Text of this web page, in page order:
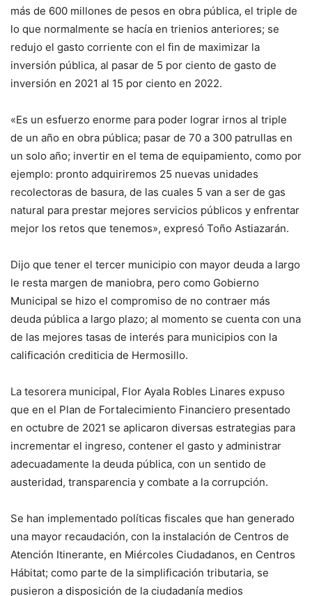
más de 600 millones de pesos en obra pública, el triple de
lo que normalmente se hacía en trienios anteriores; se
redujo el gasto corriente con el fin de maximizar la
inversión pública, al pasar de 5 por ciento de gasto de
inversión en 2021 al 15 por ciento en 2022.
«Es un esfuerzo enorme para poder lograr irnos al triple
de un año en obra pública; pasar de 70 a 300 patrullas en
un solo año; invertir en el tema de equipamiento, como por
ejemplo: pronto adquiriremos 25 nuevas unidades
recolectoras de basura, de las cuales 5 van a ser de gas
natural para prestar mejores servicios públicos y enfrentar
mejor los retos que tenemos», expresó Toño Astiazarán.
Dijo que tener el tercer municipio con mayor deuda a largo
le resta margen de maniobra, pero como Gobierno
Municipal se hizo el compromiso de no contraer más
deuda pública a largo plazo; al momento se cuenta con una
de las mejores tasas de interés para municipios con la
calificación crediticia de Hermosillo.
La tesorera municipal, Flor Ayala Robles Linares expuso
que en el Plan de Fortalecimiento Financiero presentado
en octubre de 2021 se aplicaron diversas estrategias para
incrementar el ingreso, contener el gasto y administrar
adecuadamente la deuda pública, con un sentido de
austeridad, transparencia y combate a la corrupción.
Se han implementado políticas fiscales que han generado
una mayor recaudación, con la instalación de Centros de
Atención Itinerante, en Miércoles Ciudadanos, en Centros
Hábitat; como parte de la simplificación tributaria, se
pusieron a disposición de la ciudadanía medios